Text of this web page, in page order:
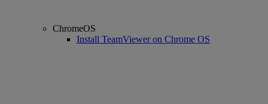
ChromeOS
Install TeamViewer on Chrome OS